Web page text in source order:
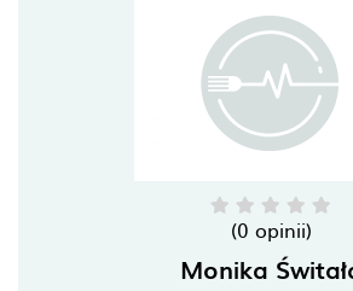
(0 opinii)
Monika